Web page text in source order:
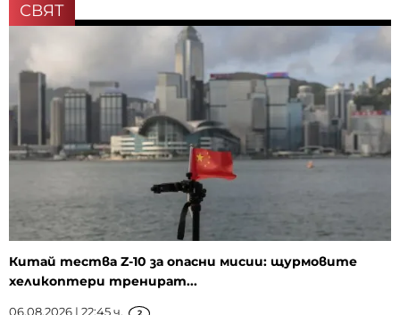
СВЯТ
Китай тества Z-10 за опасни мисии: щурмовите
хеликоптери тренират...
06.08.2026 | 22:45 ч. 2